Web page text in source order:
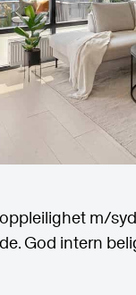
m/
God intern